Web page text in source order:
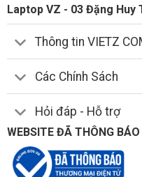
Laptop VZ - 03 Đặng Huy
Thông tin VIETZ
Các Chính Sách
Hỏi đáp - Hỗ trợ
WEBSITE ĐÃ THÔNG BÁO